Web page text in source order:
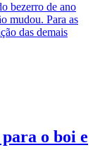
bezerro de ano
mudou. Para as
das demais
o boi e